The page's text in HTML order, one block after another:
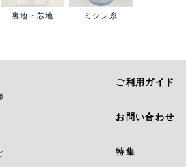
裏地・芯地 ミシン糸
ご利用ガイド
お問い合わせ
特集